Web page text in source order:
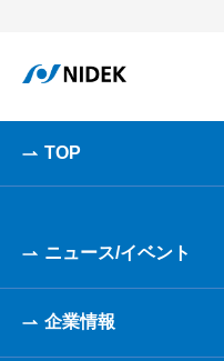
TOP
ニュース/イベント
企業情報